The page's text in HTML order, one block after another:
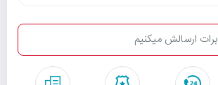
برات ارسالش میکنیم